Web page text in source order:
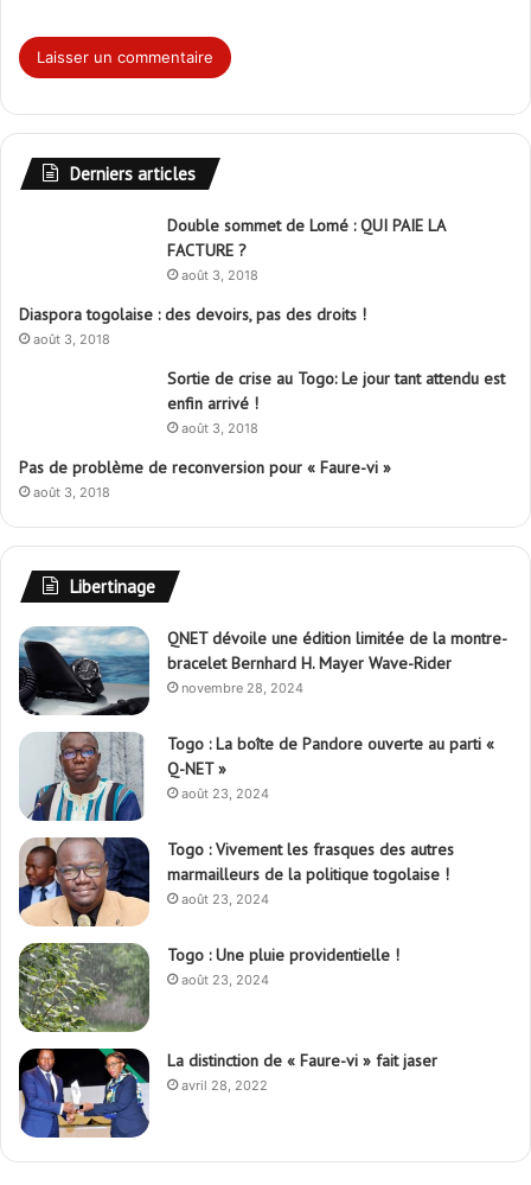
Derniers articles
Double sommet de Lomé : QUI PAIE LA
FACTURE ?
août 3, 2018
Diaspora togolaise : des devoirs, pas des droits !
août 3, 2018
Sortie de crise au Togo: Le jour tant attendu est
enfin arrivé !
août 3, 2018
Pas de problème de reconversion pour « Faure-vi »
août 3, 2018
Libertinage
QNET dévoile une édition limitée de la montre-
bracelet Bernhard H. Mayer Wave-Rider
novembre 28, 2024
Togo : La boîte de Pandore ouverte au parti «
Q-NET »
août 23, 2024
Togo : Vivement les frasques des autres
marmailleurs de la politique togolaise !
août 23, 2024
Togo : Une pluie providentielle !
août 23, 2024
La distinction de « Faure-vi » fait jaser
avril 28, 2022